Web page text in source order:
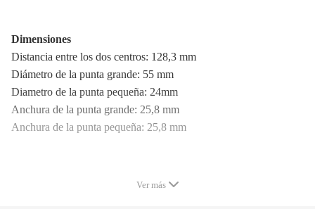
Dimensiones
Distancia entre los dos centros: 128,3 mm
Diámetro de la punta grande: 55 mm
Diametro de la punta pequeña: 24mm
Anchura de la punta grande: 25,8 mm
Anchura de la punta pequeña: 25,8 mm
Ver más